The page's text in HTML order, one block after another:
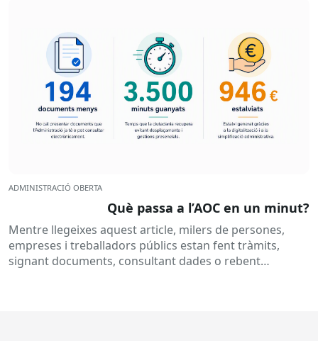
ADMINISTRACIÓ OBERTA
Què passa a l’AOC en un minut?
Mentre llegeixes aquest article, milers de persones,
empreses i treballadors públics estan fent tràmits,
signant documents, consultant dades o rebent